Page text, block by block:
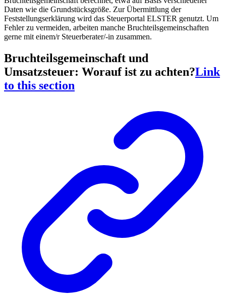
Daten wie die Grundstücksgröße. Zur Übermittlung der
Feststellungserklärung wird das Steuerportal ELSTER genutzt. Um
Fehler zu vermeiden, arbeiten manche Bruchteilsgemeinschaften
gerne mit einem/r Steuerberater/-in zusammen.
Bruchteilsgemeinschaft und
Umsatzsteuer: Worauf ist zu achten?Link
to this section